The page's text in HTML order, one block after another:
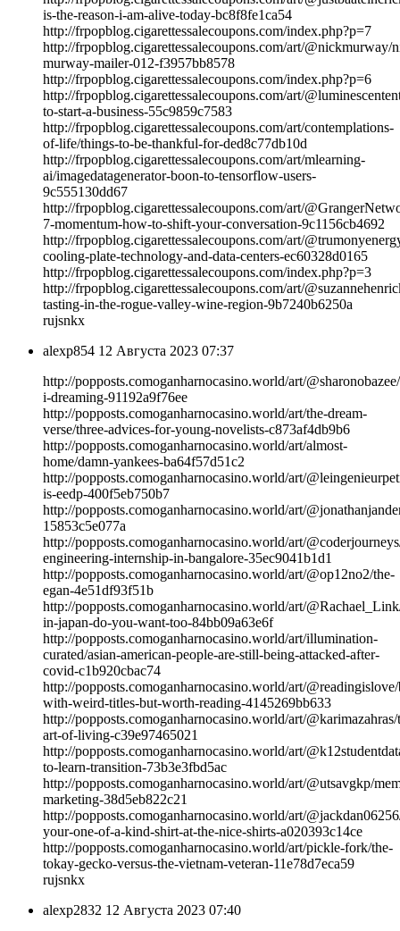
is-the-reason-i-am-alive-today-bc8f8fe1ca54
http://frpopblog.cigarettessalecoupons.com/index.php?p=7
http://frpopblog.cigarettessalecoupons.com/art/@nickmurway/
murway-mailer-012-f3957bb8578
http://frpopblog.cigarettessalecoupons.com/index.php?p=6
http://frpopblog.cigarettessalecoupons.com/art/
to-start-a-business-55c9859c7583
http://frpopblog.cigarettessalecoupons.com/art/contemplations-
of-life/things-to-be-thankful-for-ded8c77db10d
http://frpopblog.cigarettessalecoupons.com/art/mlearning-
ai/imagedatagenerator-boon-to-tensorflow-users-
9c555130dd67
http://frpopblog.cigarettessalecoupons.com/art/
7-momentum-how-to-shift-your-conversation-9c1156cb4692
http://frpopblog.cigarettessalecoupons.com/art/
cooling-plate-technology-and-data-centers-ec60328d0165
http://frpopblog.cigarettessalecoupons.com/index.php?p=3
http://frpopblog.cigarettessalecoupons.com/art/
tasting-in-the-rogue-valley-wine-region-9b7240b6250a
rujsnkx
alexp854 12 Августа 2023 07:37
http://popposts.comoganharnocasino.world/art/
i-dreaming-91192a9f76ee
http://popposts.comoganharnocasino.world/art/the-dream-
verse/three-advices-for-young-novelists-c873af4db9b6
http://popposts.comoganharnocasino.world/art/almost-
home/damn-yankees-ba64f57d51c2
http://popposts.comoganharnocasino.world/art/
is-eedp-400f5eb750b7
http://popposts.comoganharnocasino.world/art/
15853c5e077a
http://popposts.comoganharnocasino.world/art/
engineering-internship-in-bangalore-35ec9041b1d1
http://popposts.comoganharnocasino.world/art/@op12no2/the-
egan-4e51df93f51b
http://popposts.comoganharnocasino.world/art/
in-japan-do-you-want-too-84bb09a63e6f
http://popposts.comoganharnocasino.world/art/illumination-
curated/asian-american-people-are-still-being-attacked-after-
covid-c1b920cbac74
http://popposts.comoganharnocasino.world/art/
with-weird-titles-but-worth-reading-4145269bb633
http://popposts.comoganharnocasino.world/art/@karimazahras/
art-of-living-c39e97465021
http://popposts.comoganharnocasino.world/art/
to-learn-transition-73b3e3fbd5ac
http://popposts.comoganharnocasino.world/art/@utsavgkp/
marketing-38d5eb822c21
http://popposts.comoganharnocasino.world/art/
your-one-of-a-kind-shirt-at-the-nice-shirts-a020393c14ce
http://popposts.comoganharnocasino.world/art/pickle-fork/the-
tokay-gecko-versus-the-vietnam-veteran-11e78d7eca59
rujsnkx
alexp2832 12 Августа 2023 07:40